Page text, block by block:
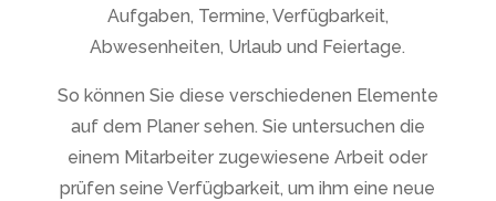
Aufgaben, Termine, Verfügbarkeit,
Abwesenheiten, Urlaub und Feiertage.
So können Sie diese verschiedenen Elemente
auf dem Planer sehen. Sie untersuchen die
einem Mitarbeiter zugewiesene Arbeit oder
prüfen seine Verfügbarkeit, um ihm eine neue